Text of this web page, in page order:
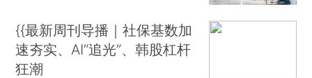
{{最新周刊导播｜社保基数加
速夯实、AI“追光”、韩股杠杆
狂潮